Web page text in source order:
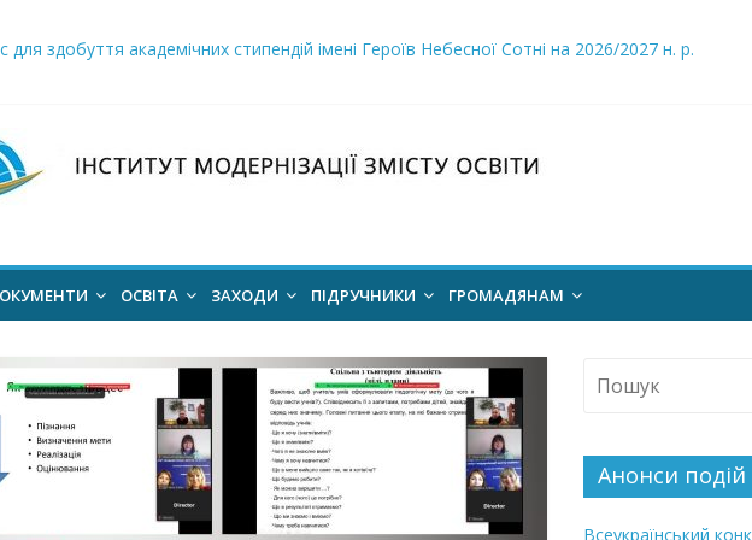
проєкт наказу “Про затвердження Положення про Всеукраїнський конкурс “Шкільна
здобуття академічних стипендій імені Героїв Небесної Сотні на 2026/2027 н. р.
для 2026–2027 навчального року
ОСВІТА ЗАХОДИ ПІДРУЧНИКИ ГРОМАДЯНАМ
Анонси подій
Всеукраїнський